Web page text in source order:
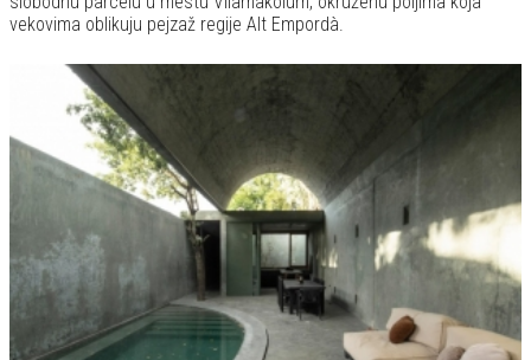
20.07.2026ARHITEKTURA
Kuća koja izgleda kao pećina očarala je internet:
Brutalističko remek-delo kakvo se retko viđa
Postoje kuće koje impresioniraju luksuzom, a postoje i one koje
ostavljaju bez daha zbog emocije koju bude.
PROČITAJTE JOŠ